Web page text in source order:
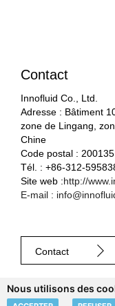
Contact
Innofluid Co., Ltd.
Adresse : Bâtiment
zone de Lingang,
Chine
Code postal : 200135
Tél. : +86-312-
Site web :http://
E-mail :
Contact
© 2023 Shenchen Fluid
Nous utilisons des